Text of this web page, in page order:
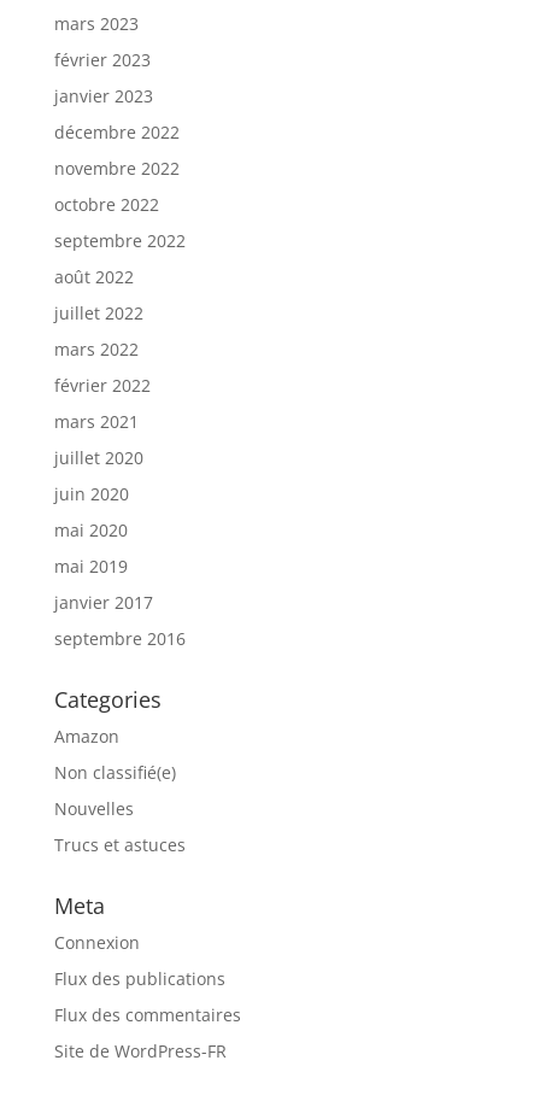
mars 2023
février 2023
janvier 2023
décembre 2022
novembre 2022
octobre 2022
septembre 2022
août 2022
juillet 2022
mars 2022
février 2022
mars 2021
juillet 2020
juin 2020
mai 2020
mai 2019
janvier 2017
septembre 2016
Categories
Amazon
Non classifié(e)
Nouvelles
Trucs et astuces
Meta
Connexion
Flux des publications
Flux des commentaires
Site de WordPress-FR